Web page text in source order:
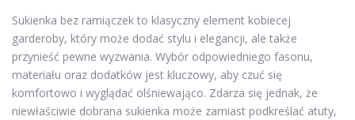
Sukienka bez ramiączek to klasyczny element kobiecej
garderoby, który może dodać stylu i elegancji, ale także
przynieść pewne wyzwania. Wybór odpowiedniego fasonu,
materiału oraz dodatków jest kluczowy, aby czuć się
komfortowo i wyglądać olśniewająco. Zdarza się jednak, że
niewłaściwie dobrana sukienka może zamiast podkreślać atuty,